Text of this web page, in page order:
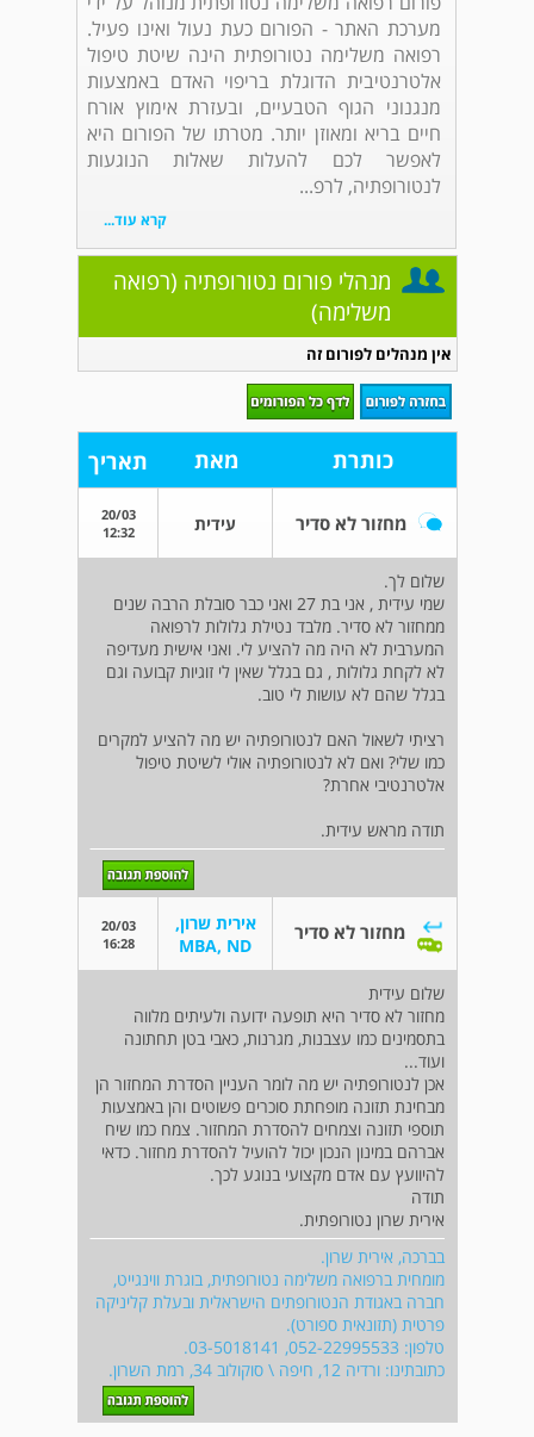
מערכת האתר - הפורום כעת נעול ואינו פעיל.
רפואה משלימה נטורופתית הינה שיטת טיפול
אלטרנטיבית הדוגלת בריפוי האדם באמצעות
מנגנוני הגוף הטבעיים, ובעזרת אימוץ אורח
חיים בריא ומאוזן יותר. מטרתו של הפורום היא
לאפשר לכם להעלות שאלות הנוגעות
לנטורופתיה, לרפ...
קרא עוד...
מנהלי פורום נטורופתיה (רפואה
משלימה)
אין מנהלים לפורום זה
כותרת מאת תאריך
מחזור לא סדיר עידית
20/03
12:32
שלום לך.
שמי עידית , אני בת 27 ואני כבר סובלת הרבה שנים
ממחזור לא סדיר. מלבד נטילת גלולות לרפואה
המערבית לא היה מה להציע לי. ואני אישית מעדיפה
לא לקחת גלולות , גם בגלל שאין לי זוגיות קבועה וגם
בגלל שהם לא עושות לי טוב.
רציתי לשאול האם לנטורופתיה יש מה להציע למקרים
כמו שלי? ואם לא לנטורופתיה אולי לשיטת טיפול
אלטרנטיבי אחרת?
תודה מראש עידית.
מחזור לא סדיר
אירית שרון,
MBA, ND
20/03
16:28
שלום עידית
מחזור לא סדיר היא תופעה ידועה ולעיתים מלווה
בתסמינים כמו עצבנות, מגרנות, כאבי בטן תחתונה
ועוד...
אכן לנטורופתיה יש מה לומר העניין הסדרת המחזור הן
מבחינת תזונה מופחתת סוכרים פשוטים והן באמצעות
תוספי תזונה וצמחים להסדרת המחזור. צמח כמו שיח
אברהם במינון הנכון יכול להועיל להסדרת מחזור. כדאי
להיוועץ עם אדם מקצועי בנוגע לכך.
תודה
אירית שרון נטורופתית.
בברכה, אירית שרון.
מומחית ברפואה משלימה נטורופתית, בוגרת ווינגייט,
חברה באגודת הנטורופתים הישראלית ובעלת קליניקה
פרטית (תזונאית ספורט).
טלפון: 052-22995533, 03-5018141.
כתובתינו: ורדיה 12, חיפה \ סוקולוב 34, רמת השרון.